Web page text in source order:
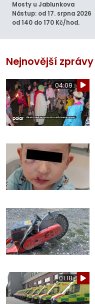
Mosty u Jablunkova
Nástup: od 17. srpna 2026
od 140 do 170 Kč/hod.
Nejnovější zprávy
04:09
01:18